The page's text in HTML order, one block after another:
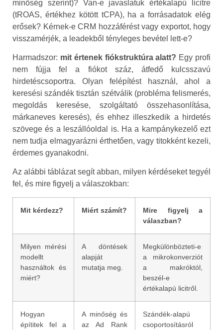
minőség szerint)? Van-e javaslatuk értékalapú licitre
(tROAS, értékhez kötött tCPA), ha a forrásadatok elég
erősek? Kérnek-e CRM hozzáférést vagy exportot, hogy
visszamérjék, a leadekből tényleges bevétel lett-e?
Harmadszor: mit értenek fiókstruktúra alatt? Egy profi
nem fújja fel a fiókot száz, átfedő kulcsszavú
hirdetéscsoportra. Olyan felépítést használ, ahol a
keresési szándék tisztán szétválik (probléma felismerés,
megoldás keresése, szolgáltató összehasonlítása,
márkaneves keresés), és ehhez illeszkedik a hirdetés
szövege és a leszállóoldal is. Ha a kampánykezelő ezt
nem tudja elmagyarázni érthetően, vagy titokként kezeli,
érdemes gyanakodni.
Az alábbi táblázat segít abban, milyen kérdéseket tegyél
fel, és mire figyelj a válaszokban:
Mit kérdezz? Miért számít?
Mire figyelj a
válaszban?
Milyen mérési
modellt
használtok és
miért?
A döntések
alapját
mutatja meg.
Megkülönbözteti-e
a mikrokonverziót
a makróktól,
beszél-e
értékalapú licitről.
Hogyan
építitek fel a
A minőség és
az Ad Rank
Szándék-alapú
csoportosításról